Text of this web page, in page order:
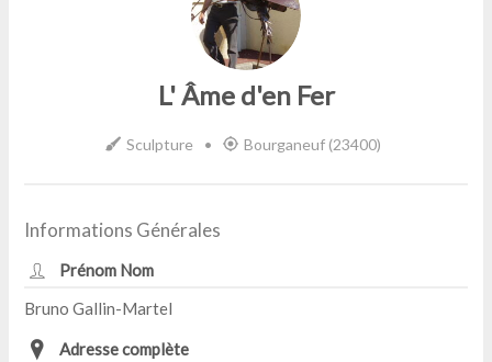
L' Âme d'en Fer
Sculpture • Bourganeuf (23400)
Informations Générales
Prénom Nom
Bruno Gallin-Martel
Adresse complète